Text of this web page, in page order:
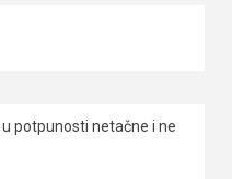
potpunosti netačne i ne